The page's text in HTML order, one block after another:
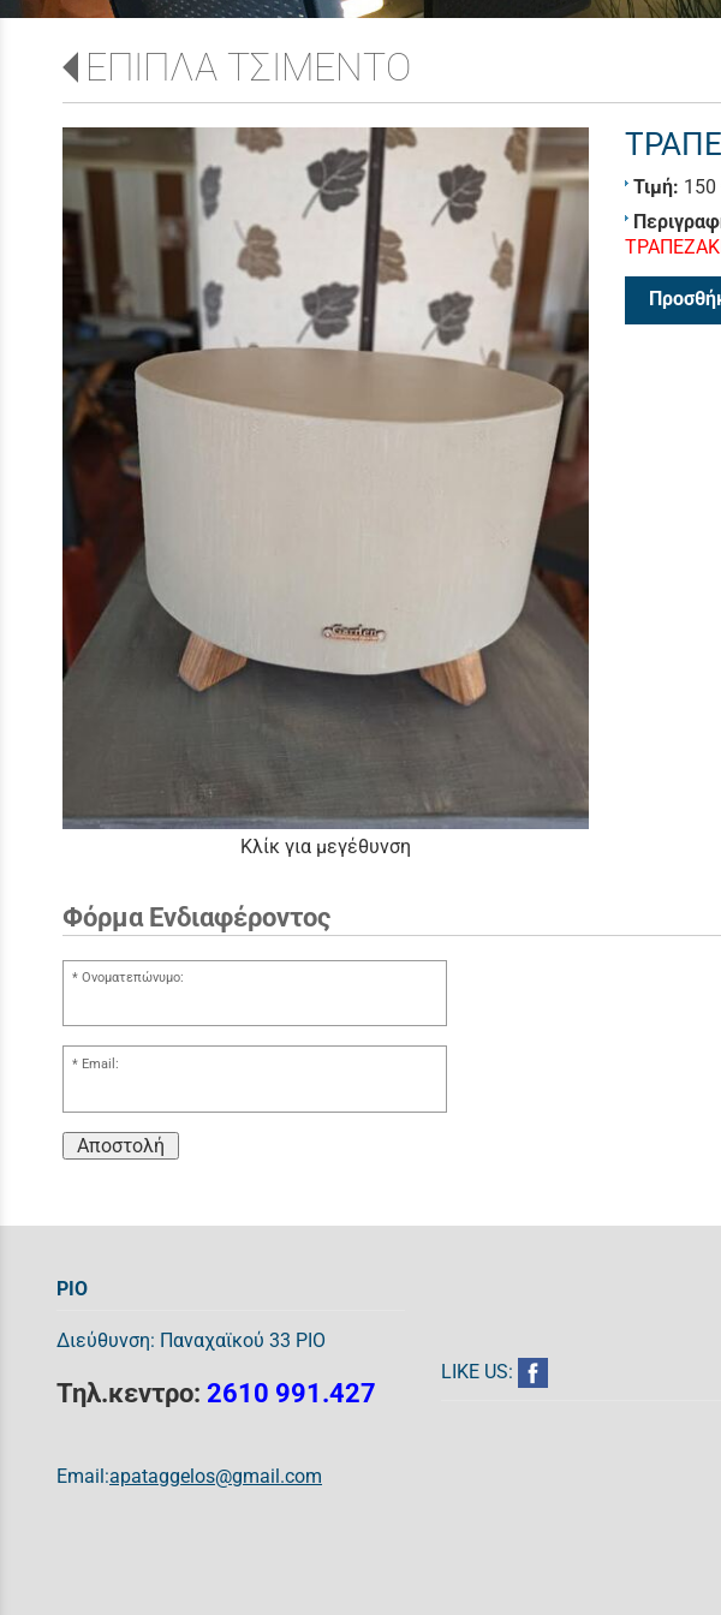
ΕΠΙΠΛΑ ΤΣΙΜΕΝΤΟ
Κλίκ για μεγέθυνση
Τιμή: 150
Φόρμα Ενδιαφέροντος
Ονοματεπώνυμο:
Email:
Αποστολή
ΡΙΟ
Διεύθυνση: Παναχαϊκού 33 ΡΙΟ
Τηλ.κεντρο: 2610 991.427
Email:apataggelos@gmail.com
LIKE US: